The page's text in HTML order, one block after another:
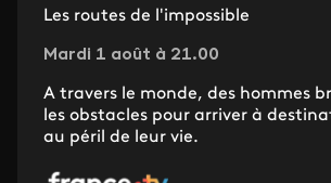
Les routes de l'impossible
Mardi 1 août à 21.00
A travers le monde, des hommes
les obstacles pour arriver à
au péril de leur vie.